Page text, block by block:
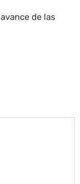
de las